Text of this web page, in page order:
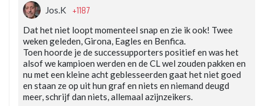
Jos.K +1187
Dat het niet loopt momenteel snap en zie ik ook! Twee
weken geleden, Girona, Eagles en Benfica.
Toen hoorde je de successupporters positief en was het
alsof we kampioen werden en de CL wel zouden pakken en
nu met een kleine acht geblesseerden gaat het niet goed
en staan ze op uit hun graf en niets en niemand deugd
meer, schrijf dan niets, allemaal azijnzeikers.